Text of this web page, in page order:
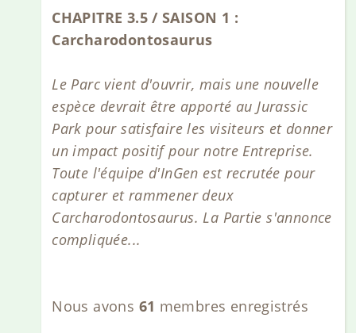
CHAPITRE 3.5 / SAISON 1 :
Carcharodontosaurus
Le Parc vient d'ouvrir, mais une nouvelle
espèce devrait être apporté au Jurassic
Park pour satisfaire les visiteurs et donner
un impact positif pour notre Entreprise.
Toute l'équipe d'InGen est recrutée pour
capturer et rammener deux
Carcharodontosaurus. La Partie s'annonce
compliquée...
Nous avons 61 membres enregistrés